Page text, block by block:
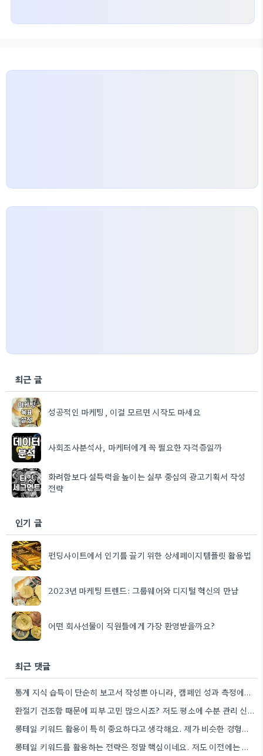
최근 글
성공적인 마케팅, 이걸 모르면 시작도 마세요
사회조사분석사, 마케터에게 꼭 필요한 자격증일까
화려함보다 설득력을 높이는 실무 중심의 광고기획서 작성
전략
인기 글
펀딩사이트에서 인기를 끌기 위한 상세페이지템플릿 활용법
2023년 마케팅 트렌드: 그룹웨어와 디지털 혁신의 만남
어떤 회사선물이 직원들에게 가장 환영받을까요?
최근 댓글
통계 지식 습득이 단순히 보고서 작성뿐 아니라, 캠페인 성과 측정에도 도움이 된다니 흥미롭네요.
환절기 건조함 때문에 피부 고민 많으시죠? 저도 평소에 수분 관리 신경 쓰느라 시간 오래 뺏깁니다.
롱테일 키워드 활용이 특히 중요하다고 생각해요. 제가 비슷한 경험을 할 때, 너무 일반적인 키워드에 집중했더니…
롱테일 키워드를 활용하는 전략은 정말 핵심이네요. 저도 이전에는 너무 넓은 범위의 키워드에 집중해서 예산을 낭비했던…